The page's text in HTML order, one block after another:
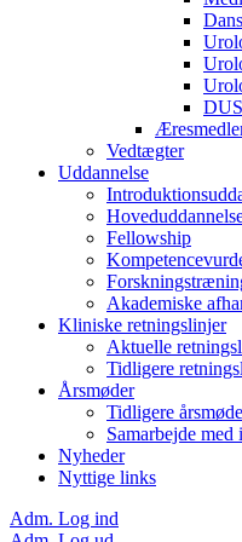
Vedtægter
Uddannelse
Fellowship
Akademiske
Kliniske retningslinjer
Aktuelle
Tidligere
Årsmøder
Tidligere
Samarbejde med
Nyheder
Nyttige links
Adm. Log ind